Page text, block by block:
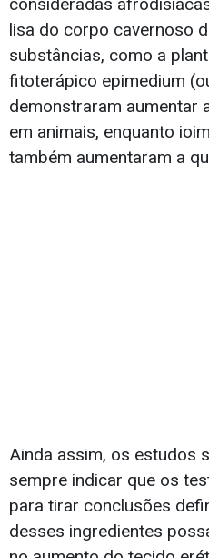
consideradas
lisa do corpo cavernoso
substâncias, como a
fitoterápico epimedium
demonstraram aumentar
em animais, enquanto
também aumentaram a
Ainda assim, os estudos
sempre indicar que os
para tirar conclusões
desses ingredientes